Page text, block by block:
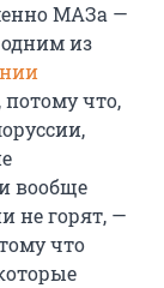
МАЗа —
одним из
потому что,
вообще
не горят, —
что